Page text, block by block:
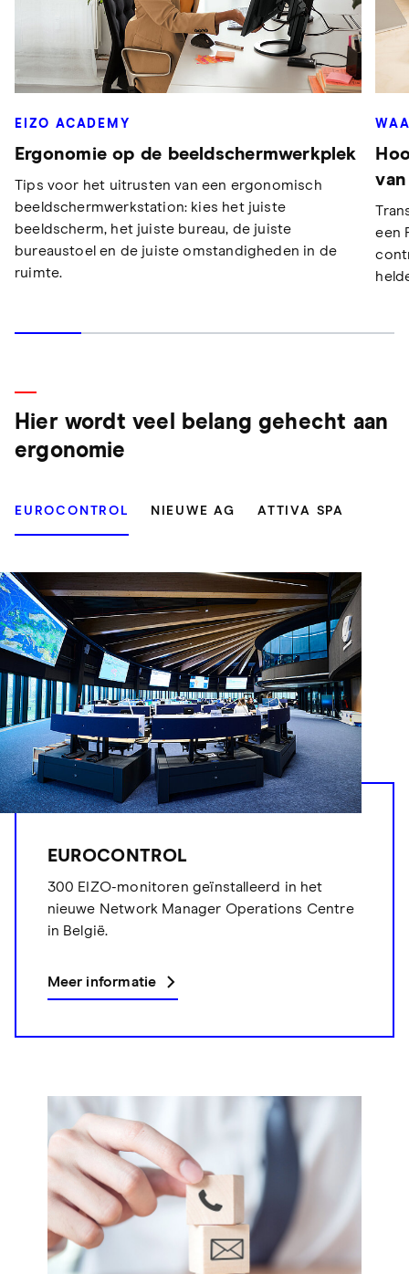
EIZO ACADEMY
Ergonomie op de beeldschermwerkplek
Tips voor het uitrusten van een ergonomisch
beeldschermwerkstation: kies het juiste
beeldscherm, het juiste bureau, de juiste
bureaustoel en de juiste omstandigheden in de
ruimte.
van
een
Hier wordt veel belang gehecht aan
ergonomie
EUROCONTROL NIEUWE AG ATTIVA SPA
EUROCONTROL
300 EIZO-monitoren geïnstalleerd in het
nieuwe Network Manager Operations Centre
in België.
Meer informatie